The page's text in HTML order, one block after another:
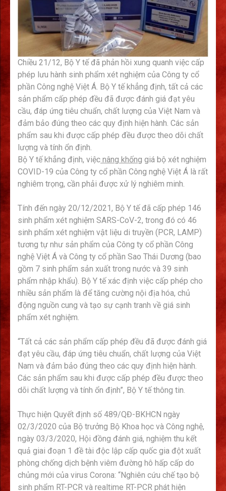
Chiều 21/12, Bộ Y tế đã phản hồi xung quanh việc cấp
phép lưu hành sinh phẩm xét nghiệm của Công ty cổ
phần Công nghệ Việt Á. Bộ Y tế khẳng định, tất cả các
sản phẩm cấp phép đều đã được đánh giá đạt yêu
cầu, đáp ứng tiêu chuẩn, chất lượng của Việt Nam và
đảm bảo đúng theo các quy định hiện hành. Các sản
phẩm sau khi được cấp phép đều được theo dõi chất
lượng và tính ổn định.
Bộ Y tế khẳng định, việc nâng khống giá bộ xét nghiệm
COVID-19 của Công ty cổ phần Công nghệ Việt Á là rất
nghiêm trọng, cần phải được xử lý nghiêm minh.
Tính đến ngày 20/12/2021, Bộ Y tế đã cấp phép 146
sinh phẩm xét nghiệm SARS-CoV-2, trong đó có 46
sinh phẩm xét nghiệm vật liệu di truyền (PCR, LAMP)
tương tự như sản phẩm của Công ty cổ phần Công
nghệ Việt Á và Công ty cổ phần Sao Thái Dương (bao
gồm 7 sinh phẩm sản xuất trong nước và 39 sinh
phẩm nhập khẩu). Bộ Y tế xác định việc cấp phép cho
nhiều sản phẩm là để tăng cường nội địa hóa, chủ
động nguồn cung và tạo sự cạnh tranh về giá sinh
phẩm xét nghiệm.
“Tất cả các sản phẩm cấp phép đều đã được đánh giá
đạt yêu cầu, đáp ứng tiêu chuẩn, chất lượng của Việt
Nam và đảm bảo đúng theo các quy định hiện hành.
Các sản phẩm sau khi được cấp phép đều được theo
dõi chất lượng và tính ổn định”, Bộ Y tế thông tin.
Thực hiện Quyết định số 489/QĐ-BKHCN ngày
02/3/2020 của Bộ trưởng Bộ Khoa học và Công nghệ,
ngày 03/3/2020, Hội đồng đánh giá, nghiệm thu kết
quả giai đoạn 1 đề tài độc lập cấp quốc gia đột xuất
phòng chống dịch bệnh viêm đường hô hấp cấp do
chủng mới của virus Corona: “Nghiên cứu chế tạo bộ
sinh phẩm RT-PCR và realtime RT-PCR phát hiện